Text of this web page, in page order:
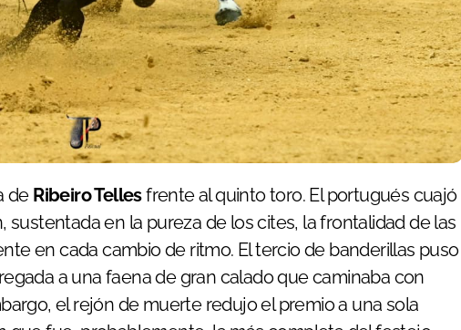
de Ribeiro Tellesfrente al quinto toro. El portugués cuajó
en la pureza de los cites, la frontalidad de las
en cada cambio de ritmo. El tercio de banderillas puso
a una faena de gran calado que caminaba con
el rejón de muerte redujo el premio a una sola